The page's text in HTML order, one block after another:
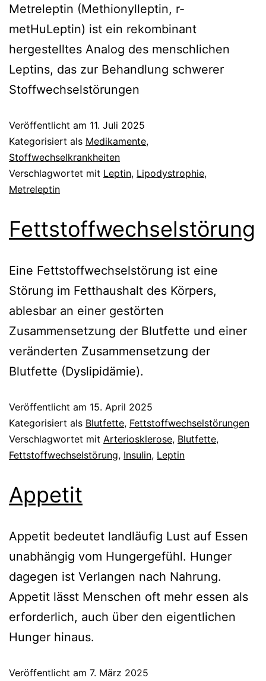
Metreleptin (Methionylleptin, r-
metHuLeptin) ist ein rekombinant
hergestelltes Analog des menschlichen
Leptins, das zur Behandlung schwerer
Stoffwechselstörungen
Veröffentlicht am 11. Juli 2025
Kategorisiert als Medikamente,
Stoffwechselkrankheiten
Verschlagwortet mit Leptin, Lipodystrophie,
Metreleptin
Fettstoffwechselstörung
Eine Fettstoffwechselstörung ist eine
Störung im Fetthaushalt des Körpers,
ablesbar an einer gestörten
Zusammensetzung der Blutfette und einer
veränderten Zusammensetzung der
Blutfette (Dyslipidämie).
Veröffentlicht am 15. April 2025
Kategorisiert als Blutfette, Fettstoffwechselstörungen
Verschlagwortet mit Arteriosklerose, Blutfette,
Fettstoffwechselstörung, Insulin, Leptin
Appetit
Appetit bedeutet landläufig Lust auf Essen
unabhängig vom Hungergefühl. Hunger
dagegen ist Verlangen nach Nahrung.
Appetit lässt Menschen oft mehr essen als
erforderlich, auch über den eigentlichen
Hunger hinaus.
Veröffentlicht am 7. März 2025